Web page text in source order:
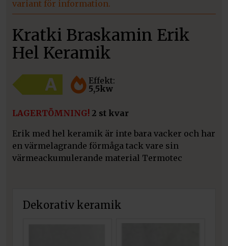
variant för information.
Kratki Braskamin Erik
Hel Keramik
Effekt:
5,5kw
LAGERTÖMNING! 2 st kvar
Erik med hel keramik är inte bara vacker och har
en värmelagrande förmåga tack vare sin
värmeackumulerande material Termotec
Dekorativ keramik